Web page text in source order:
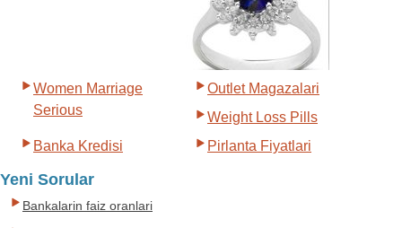
Women Marriage
Serious
Outlet Magazalari
Weight Loss Pills
Banka Kredisi
Pirlanta Fiyatlari
Yeni Sorular
Bankalarin faiz oranlari